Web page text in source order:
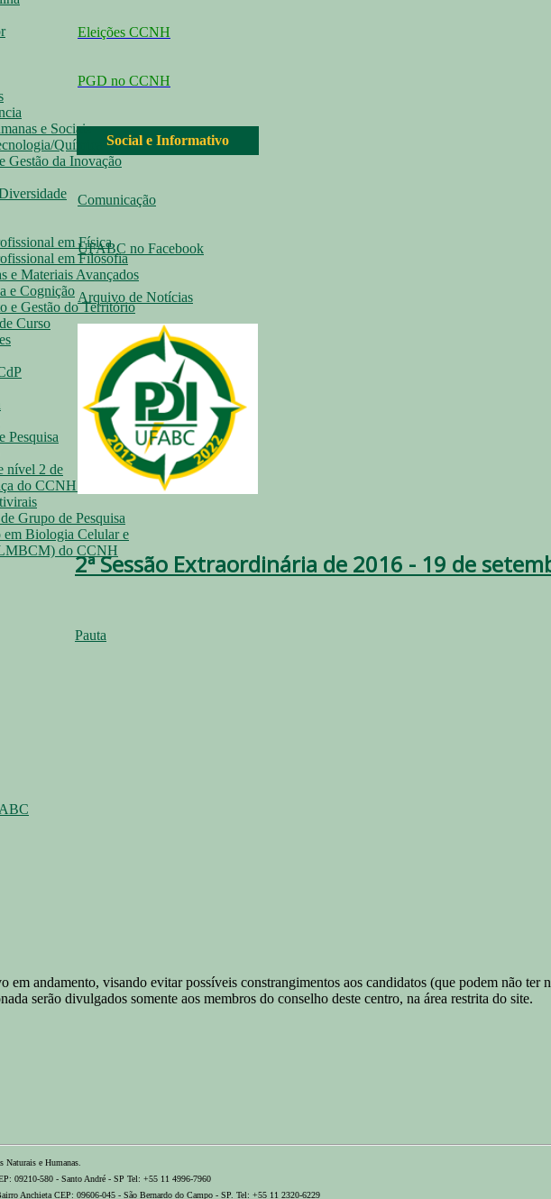
e Sociais
Química
Gestão da Inovação
em Física
em Filosofia
e Materiais Avançados
e Cognição
e Gestão do Território
Curso
Pesquisa
nível 2 de
do CCNH para
Grupo de Pesquisa
em Biologia Celular e
do CCNH
Eleições CCNH
PGD no CCNH
Social e Informativo
Comunicação
UFABC no Facebook
Arquivo de Notícias
2ª Sessão Extraordinária de 2016 - 19 de
Pauta
em andamento, visando evitar possíveis constrangimentos aos candidatos (que podem não ter
serão divulgados somente aos membros do conselho deste centro, na área restrita do site.
e Humanas.
09210-580 - Santo André - SP Tel: +55 11 4996-7960
Anchieta CEP: 09606-045 - São Bernardo do Campo - SP. Tel: +55 11 2320-6229